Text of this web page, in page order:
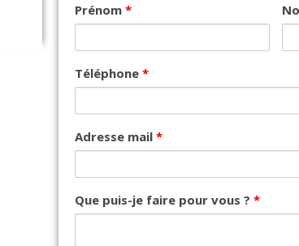
Prénom *
Téléphone *
Adresse mail *
Que puis-je faire pour vous ? *